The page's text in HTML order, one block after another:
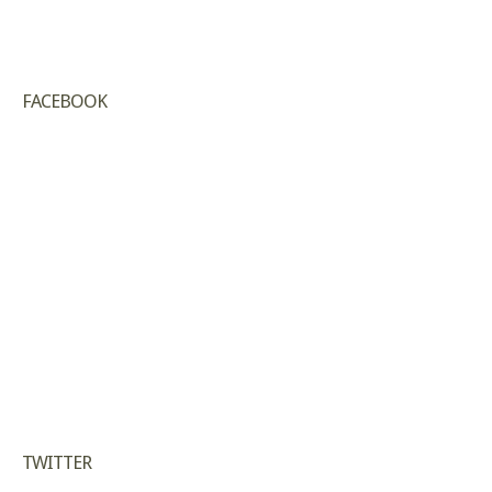
FACEBOOK
TWITTER